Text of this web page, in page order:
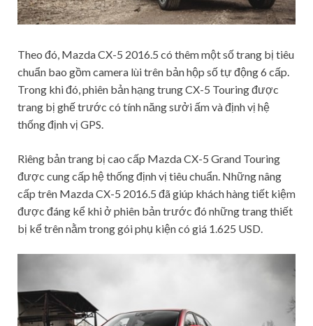
Theo đó, Mazda CX-5 2016.5 có thêm một số trang bị tiêu
chuẩn bao gồm camera lùi trên bản hộp số tự động 6 cấp.
Trong khi đó, phiên bản hạng trung CX-5 Touring được
trang bị ghế trước có tính năng sưởi ấm và định vị hệ
thống định vị GPS.
Riêng bản trang bị cao cấp Mazda CX-5 Grand Touring
được cung cấp hệ thống định vị tiêu chuẩn. Những nâng
cấp trên Mazda CX-5 2016.5 đã giúp khách hàng tiết kiệm
được đáng kể khi ở phiên bản trước đó những trang thiết
bị kể trên nằm trong gói phụ kiện có giá 1.625 USD.